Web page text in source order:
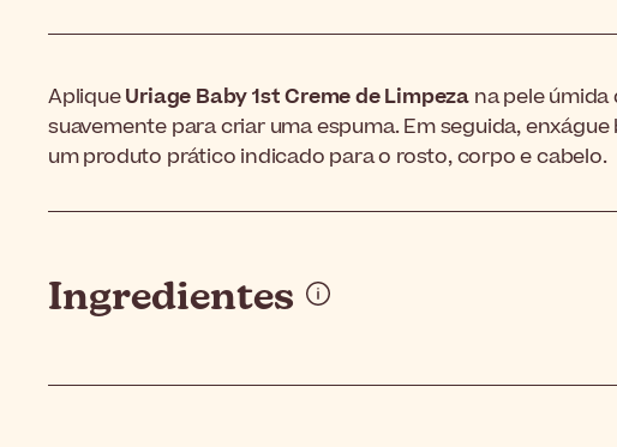
ApliqueUriage Baby 1st Creme de Limpeza na pele úmida
suavemente para criar uma espuma. Em seguida,
um produto prático indicado para o rosto, corpo e cabelo.
Ingredientes